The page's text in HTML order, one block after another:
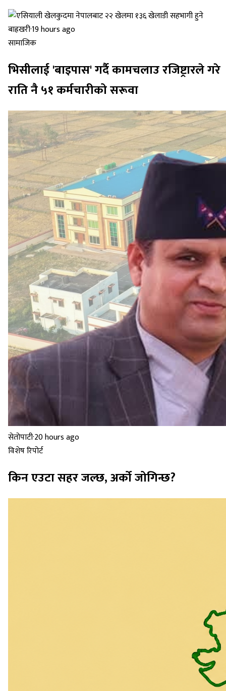
बाह्रखरी·19 hours ago
सामाजिक
भिसीलाई 'बाइपास' गर्दै कामचलाउ रजिष्ट्रारले गरे
राति नै ५१ कर्मचारीको सरूवा
सेतोपाटी·20 hours ago
विशेष रिपोर्ट
किन एउटा सहर जल्छ, अर्को जोगिन्छ?